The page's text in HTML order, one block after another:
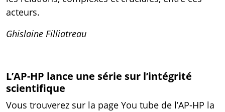
acteurs.
Ghislaine Filliatreau
L’AP-HP lance une série sur l’intégrité
scientifique
Vous trouverez sur la page You tube de l’AP-HP la